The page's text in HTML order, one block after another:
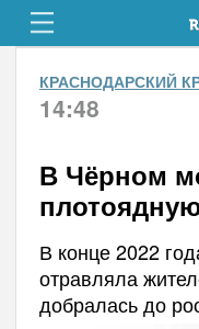
КРАСНОДАРСКИЙ
14:48
В Чёрном
В конце 2022
отравляла
добралась до